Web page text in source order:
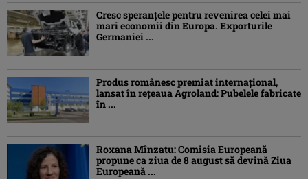
Cresc speranțele pentru revenirea celei mai
mari economii din Europa. Exporturile
Germaniei ...
Produs românesc premiat internațional,
lansat în rețeaua Agroland: Pubelele fabricate
în ...
Roxana Mînzatu: Comisia Europeană
propune ca ziua de 8 august să devină Ziua
Europeană ...